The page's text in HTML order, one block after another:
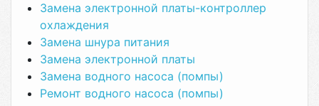
Замена электронной платы-контроллер
охлаждения
Замена шнура питания
Замена электронной платы
Замена водного насоса (помпы)
Ремонт водного насоса (помпы)